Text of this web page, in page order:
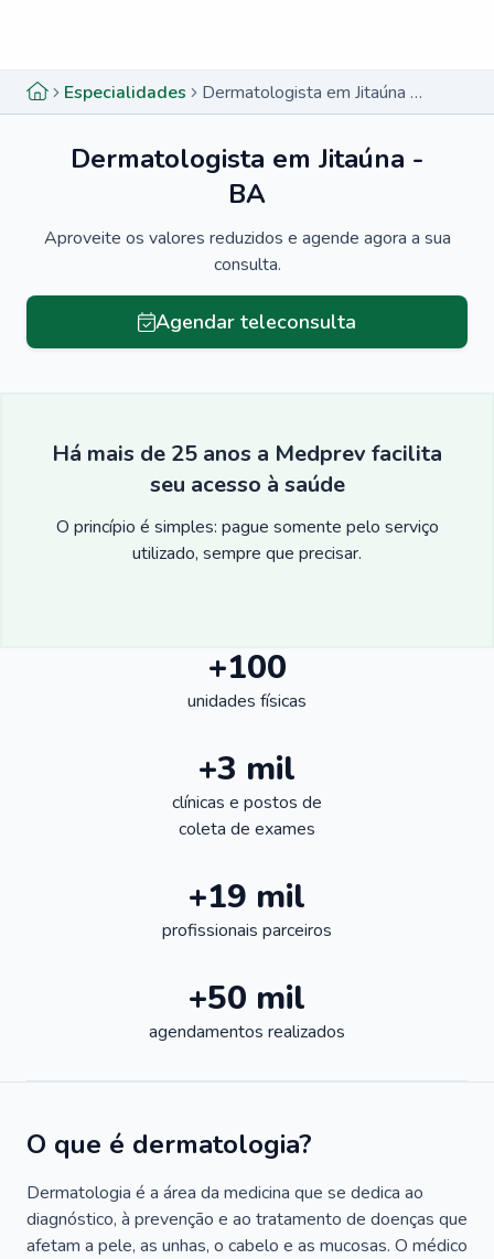
Especialidades Dermatologista em Jitaúna - BA
Dermatologista em Jitaúna -
BA
Aproveite os valores reduzidos e agende agora a sua
consulta.
Agendar teleconsulta
Há mais de 25 anos a Medprev facilita
seu acesso à saúde
O princípio é simples: pague somente pelo serviço
utilizado, sempre que precisar.
+100
unidades físicas
+3 mil
clínicas e postos de
coleta de exames
+19 mil
profissionais parceiros
+50 mil
agendamentos realizados
O que é dermatologia?
Dermatologia é a área da medicina que se dedica ao
diagnóstico, à prevenção e ao tratamento de doenças que
afetam a pele, as unhas, o cabelo e as mucosas. O médico